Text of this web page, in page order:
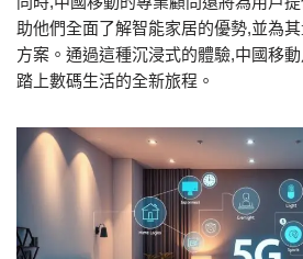
助他們全面了解智能家居的優勢,並為
方案。通過這種沉浸式的體驗,中國移
踏上數碼生活的全新旅程。